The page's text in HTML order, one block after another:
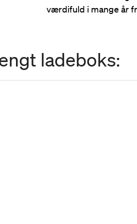
værdifuld i mange år
ladeboks: